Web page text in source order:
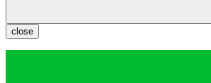
close